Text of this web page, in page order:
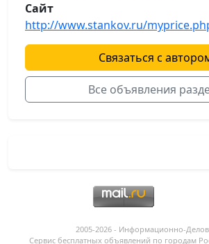
Сайт
http://www.stankov.ru/
Связаться с
Все объявления
2005-2026 - Информационнo-
Сервис бесплатных объявлений по городам